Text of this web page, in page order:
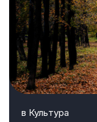
в Культура